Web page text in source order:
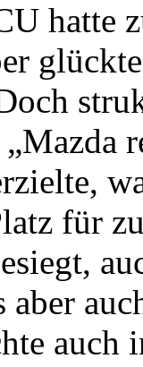
hatte
für
auch